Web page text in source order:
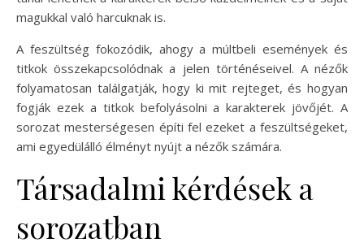
magukkal való harcuknak is.
A feszültség fokozódik, ahogy a múltbeli események és
titkok összekapcsolódnak a jelen történéseivel. A nézők
folyamatosan találgatják, hogy ki mit rejteget, és hogyan
fogják ezek a titkok befolyásolni a karakterek jövőjét. A
sorozat mesterségesen építi fel ezeket a feszültségeket,
ami egyedülálló élményt nyújt a nézők számára.
Társadalmi kérdések a
sorozatban